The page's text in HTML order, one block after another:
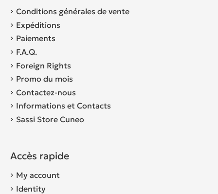
Conditions générales de vente
Expéditions
Paiements
F.A.Q.
Foreign Rights
Promo du mois
Contactez-nous
Informations et Contacts
Sassi Store Cuneo
Accès rapide
My account
Identity